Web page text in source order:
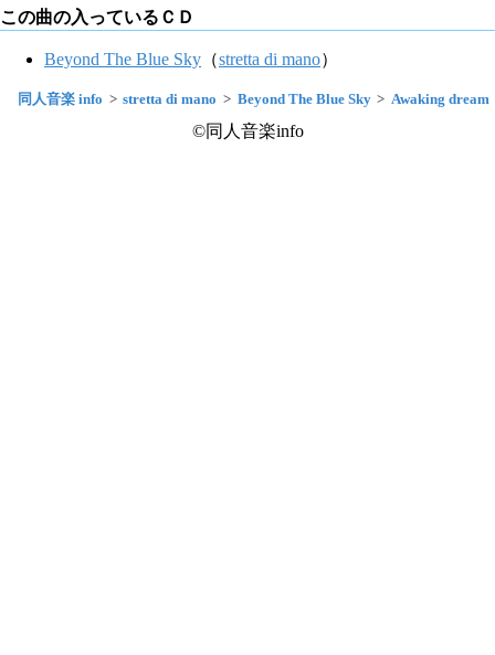
この曲の入っているＣＤ
Beyond The Blue Sky （stretta di mano）
同人音楽 info stretta di mano Beyond The Blue Sky Awaking dream
©同人音楽info